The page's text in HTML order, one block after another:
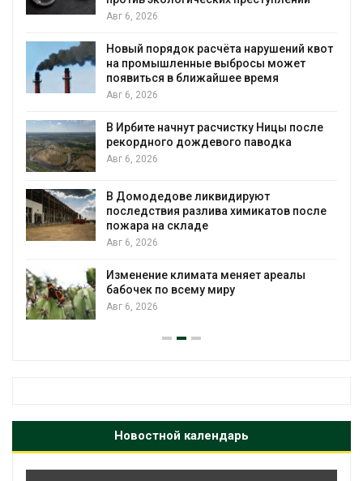
Авг 6, 2026
Новый порядок расчёта нарушений квот
на промышленные выбросы может
появиться в ближайшее время
Авг 6, 2026
В Ирбите начнут расчистку Ницы после
рекордного дождевого паводка
Авг 6, 2026
В Домодедове ликвидируют
последствия разлива химикатов после
пожара на складе
Авг 6, 2026
Изменение климата меняет ареалы
бабочек по всему миру
Авг 6, 2026
Новостной календарь